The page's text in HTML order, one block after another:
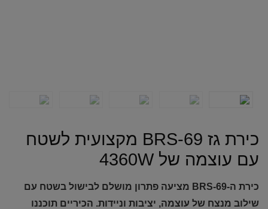
כירת גז BRS-69 מקצועית לשטח
עם עוצמה של 4360W
כירת ה-BRS-69 מציעה פתרון מושלם לבישול בשטח עם
שילוב מנצח של עוצמה, יציבות וניידות. הכיריים תוכננו